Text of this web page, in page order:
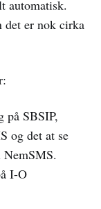
automatisk.
det er nok cirka
på SBSIP,
og det at se
I-O